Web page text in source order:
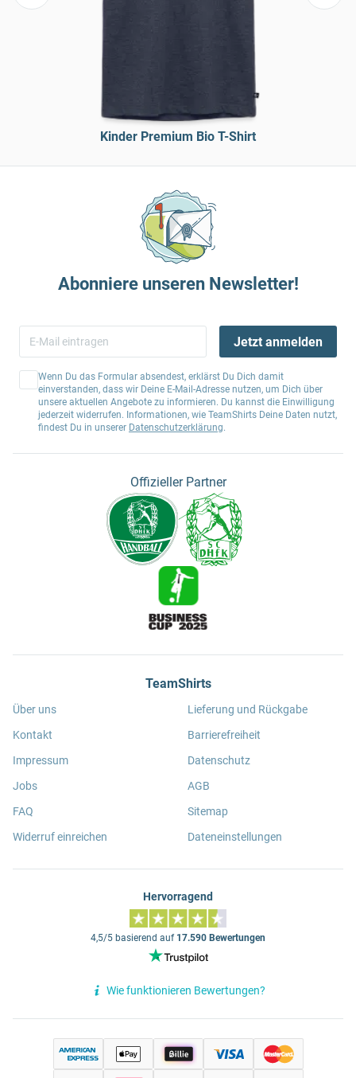
Kinder Premium Bio T-Shirt
Abonniere unseren Newsletter!
Jetzt anmelden
Wenn Du das Formular absendest, erklärst Du Dich damit
einverstanden, dass wir Deine E-Mail-Adresse nutzen, um Dich über
unsere aktuellen Angebote zu informieren. Du kannst die Einwilligung
jederzeit widerrufen. Informationen, wie TeamShirts Deine Daten nutzt,
findest Du in unserer Datenschutzerklärung.
Offizieller Partner
TeamShirts
Über uns
Kontakt
Impressum
Jobs
FAQ
Widerruf einreichen
Lieferung und Rückgabe
Barrierefreiheit
Datenschutz
AGB
Sitemap
Dateneinstellungen
Hervorragend
4,5/5 basierend auf 17.590 Bewertungen
Wie funktionieren Bewertungen?